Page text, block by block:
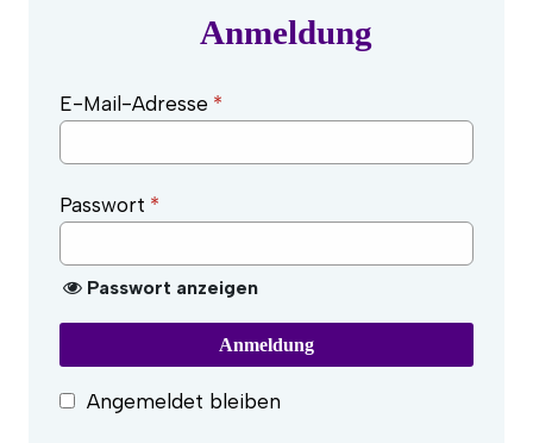
Anmeldung
E-Mail-Adresse *
Passwort *
Passwort anzeigen
Anmeldung
Angemeldet bleiben